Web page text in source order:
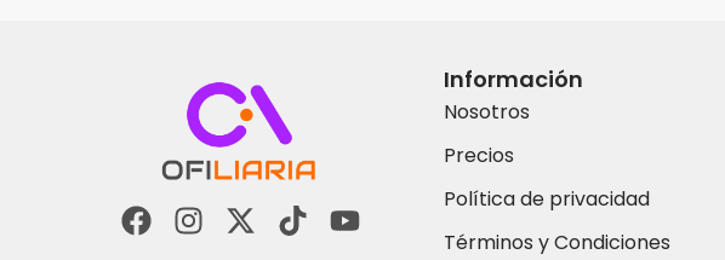
Información
Nosotros
Precios
Política de privacidad
Términos y Condiciones